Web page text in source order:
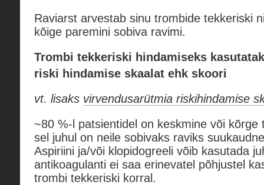
Raviarst arvestab sinu trombide tekkeriski
kõige paremini sobiva ravimi.
Trombi tekkeriski hindamiseks
riski hindamise skaalat ehk skoori
vt. lisaks virvendusarütmia riskihindamise
~80 %-l patsientidel on keskmine või kõrge
sel juhul on neile sobivaks raviks
Aspiriini ja/või klopidogreeli võib kasutada
antikoagulanti ei saa erinevatel põhjustel
trombi tekkeriski korral.